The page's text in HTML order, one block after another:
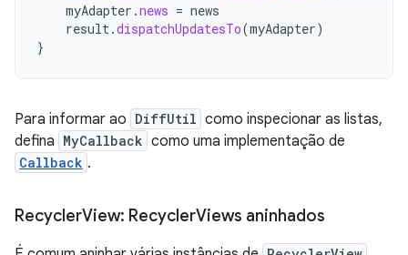
myAdapter .news = news
result .dispatchUpdatesTo(myAdapter)
}
Para informar ao DiffUtil como inspecionar as listas,
defina MyCallback como uma implementação de
Callback .
RecyclerView: RecyclerViews aninhados